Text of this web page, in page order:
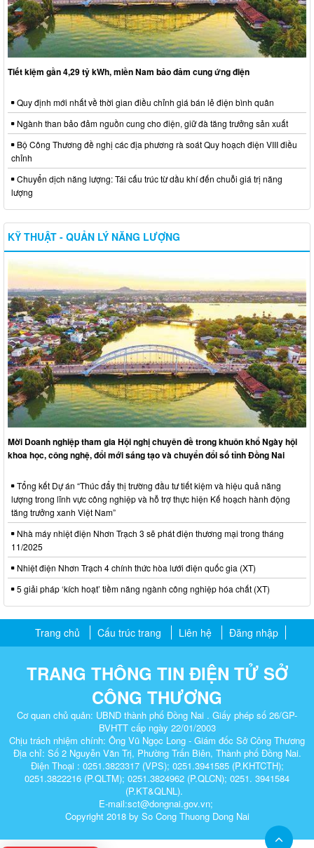
Tiết kiệm gần 4,29 tỷ kWh, miền Nam bảo đảm cung ứng điện
Quy định mới nhất về thời gian điều chỉnh giá bán lẻ điện bình quân
Ngành than bảo đảm nguồn cung cho điện, giữ đà tăng trưởng sản xuất
Bộ Công Thương đề nghị các địa phương rà soát Quy hoạch điện VIII điều
chỉnh
Chuyển dịch năng lượng: Tái cấu trúc từ dầu khí đến chuỗi giá trị năng
lượng
KỸ THUẬT - QUẢN LÝ NĂNG LƯỢNG
Mời Doanh nghiệp tham gia Hội nghị chuyên đề trong khuôn khổ Ngày hội
khoa học, công nghệ, đổi mới sáng tạo và chuyển đổi số tỉnh Đồng Nai
Tổng kết Dự án “Thúc đẩy thị trường đầu tư tiết kiệm và hiệu quả năng
lượng trong lĩnh vực công nghiệp và hỗ trợ thực hiện Kế hoạch hành động
tăng trưởng xanh Việt Nam”
Nhà máy nhiệt điện Nhơn Trạch 3 sẽ phát điện thương mại trong tháng
11/2025
Nhiệt điện Nhơn Trạch 4 chính thức hòa lưới điện quốc gia (XT)
5 giải pháp ‘kích hoạt’ tiềm năng ngành công nghiệp hóa chất (XT)
Trang chủ Cấu trúc trang Liên hệ Đăng nhập
TRANG THÔNG TIN ĐIỆN TỬ SỞ
CÔNG THƯƠNG
Cơ quan chủ quản: UBND thành phố Đồng Nai . Giấy phép số 26/GP-
BVHTT cấp ngày 22/01/2003
Chịu trách nhiệm chính: Ông Vũ Ngọc Long - Giám đốc Sở Công Thương
Địa chỉ: Số 2 Nguyễn Văn Trị, Phường Trấn Biên, Thành phố Đồng Nai.
Điện Thoại : 0251.3823317 (VPS); 0251.3941585 (P.KHTCTH);
0251.3822216 (P.QLTM); 0251.3824962 (P.QLCN); 0251. 3941584
(P.KT&QLNL).
E-mail:sct@dongnai.gov.vn;
Copyright 2018 by So Cong Thuong Dong Nai​